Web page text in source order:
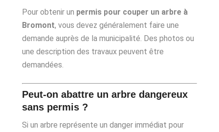
Pour obtenir un permis pour couper un arbre à
Bromont, vous devez généralement faire une
demande auprès de la municipalité. Des photos ou
une description des travaux peuvent être
demandées.
Peut-on abattre un arbre dangereux
sans permis ?
Si un arbre représente un danger immédiat pour